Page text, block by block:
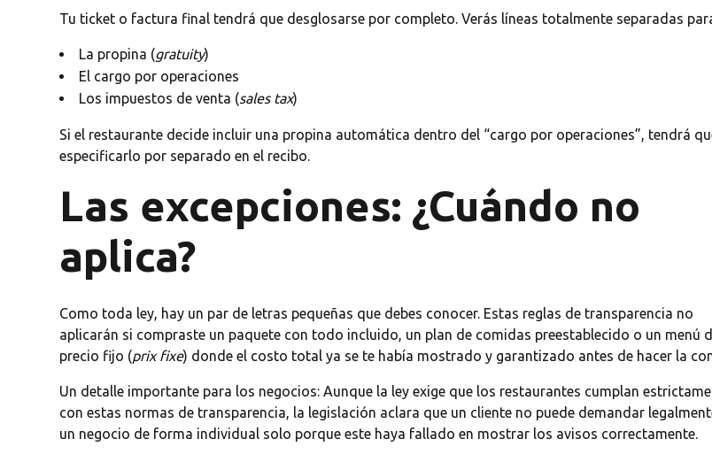
Tu ticket o factura final tendrá que desglosarse por completo. Verás líneas totalmente separadas
La propina (gratuity)
El cargo por operaciones
Los impuestos de venta (sales tax)
Si el restaurante decide incluir una propina automática dentro del “cargo por operaciones”, tendrá
especificarlo por separado en el recibo.
Las excepciones: ¿Cuándo no
aplica?
Como toda ley, hay un par de letras pequeñas que debes conocer. Estas reglas de transparencia no
aplicarán si compraste un paquete con todo incluido, un plan de comidas preestablecido o un menú
precio fijo (prix fixe) donde el costo total ya se te había mostrado y garantizado antes de hacer la
Un detalle importante para los negocios: Aunque la ley exige que los restaurantes cumplan
con estas normas de transparencia, la legislación aclara que un cliente no puede demandar
un negocio de forma individual solo porque este haya fallado en mostrar los avisos correctamente.